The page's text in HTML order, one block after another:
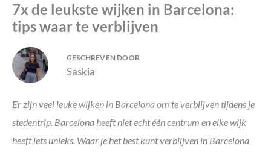
7x de leukste wijken in Barcelona:
tips waar te verblijven
Er zijn veel leuke wijken in Barcelona om te verblijven tijdens je
stedentrip. Barcelona heeft niet echt één centrum en elke wijk
heeft iets unieks. Waar je het best kunt verblijven in Barcelona
GESCHREVEN DOOR
Saskia